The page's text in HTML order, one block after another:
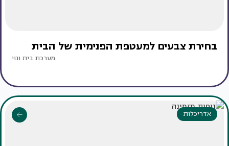
בחירת צבעים למעטפת הפנימית של הבית
מערכת בית ונוי
אדריכלות